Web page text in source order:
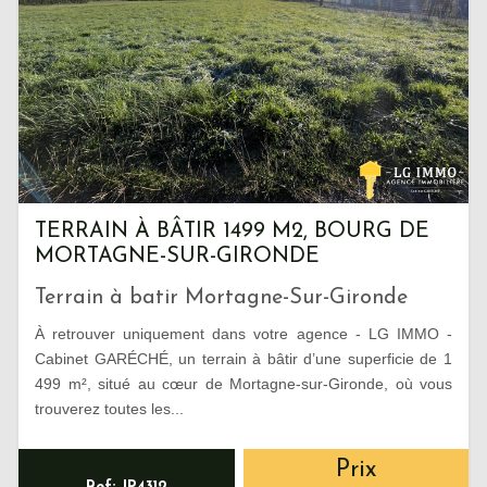
TERRAIN À BÂTIR 1499 M2, BOURG DE
MORTAGNE-SUR-GIRONDE
Terrain à batir Mortagne-Sur-Gironde
À retrouver uniquement dans votre agence - LG IMMO -
Cabinet GARÉCHÉ, un terrain à bâtir d’une superficie de 1
499 m², situé au cœur de Mortagne-sur-Gironde, où vous
trouverez toutes les...
Prix